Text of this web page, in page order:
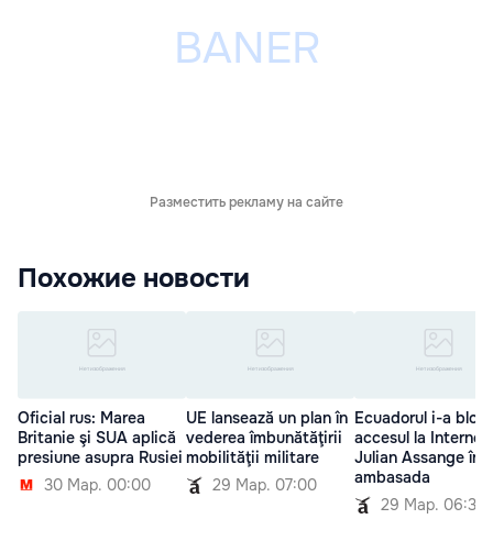
Разместить рекламу на сайте
Похожие новости
Oficial rus: Marea
Britanie şi SUA aplică
presiune asupra Rusiei
30 Мар. 00:00
UE lansează un plan în
vederea îmbunătăţirii
mobilităţii militare
29 Мар. 07:00
Ecuadorul i-a
accesul la Internet
Julian Assange în
ambasada
29 Мар. 06:30